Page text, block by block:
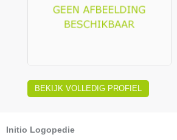
BEKIJK VOLLEDIG PROFIEL
Initio Logopedie